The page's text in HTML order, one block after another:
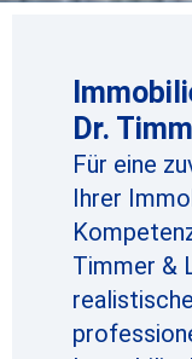
Dr.
Für eine
Ihrer
Timmer &